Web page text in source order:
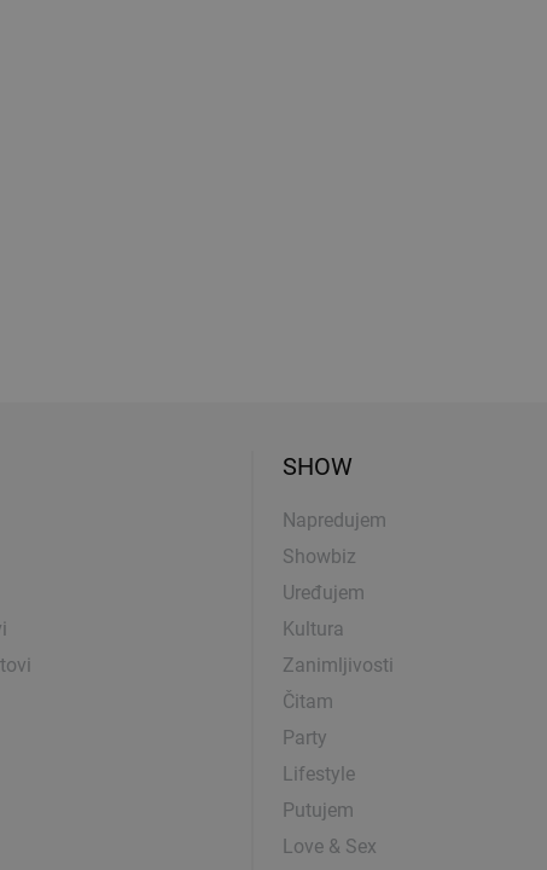
SHOW
Napredujem
Showbiz
Uređujem
Kultura
Zanimljivosti
Čitam
Party
Lifestyle
Putujem
Love & Sex